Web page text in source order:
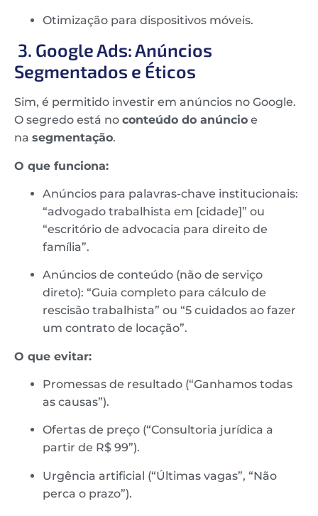
Otimização para dispositivos móveis.
3. Google Ads: Anúncios
Segmentados e Éticos
Sim, é permitido investir em anúncios no Google.
O segredo está no conteúdo do anúncio e
na segmentação.
O que funciona:
Anúncios para palavras-chave institucionais:
“advogado trabalhista em [cidade]” ou
“escritório de advocacia para direito de
família”.
Anúncios de conteúdo (não de serviço
direto): “Guia completo para cálculo de
rescisão trabalhista” ou “5 cuidados ao fazer
um contrato de locação”.
O que evitar:
Promessas de resultado (“Ganhamos todas
as causas”).
Ofertas de preço (“Consultoria jurídica a
partir de R$ 99”).
Urgência artificial (“Últimas vagas”, “Não
perca o prazo”).